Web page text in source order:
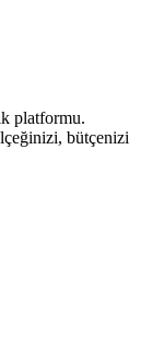
platformu.
bütçenizi